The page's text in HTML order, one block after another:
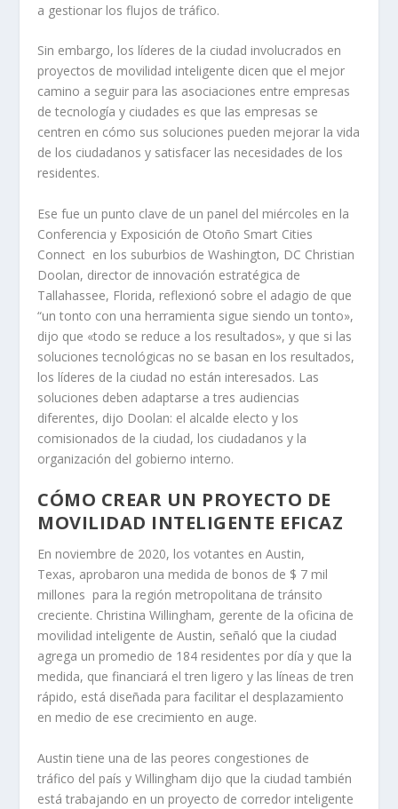
a gestionar los flujos de tráfico.
Sin embargo, los líderes de la ciudad involucrados en
proyectos de movilidad inteligente dicen que el mejor
camino a seguir para las asociaciones entre empresas
de tecnología y ciudades es que las empresas se
centren en cómo sus soluciones pueden mejorar la vida
de los ciudadanos y satisfacer las necesidades de los
residentes.
Ese fue un punto clave de un panel del miércoles en la
Conferencia y Exposición de Otoño Smart Cities
Connect en los suburbios de Washington, DC Christian
Doolan, director de innovación estratégica de
Tallahassee, Florida, reflexionó sobre el adagio de que
“un tonto con una herramienta sigue siendo un tonto»,
dijo que «todo se reduce a los resultados», y que si las
soluciones tecnológicas no se basan en los resultados,
los líderes de la ciudad no están interesados. Las
soluciones deben adaptarse a tres audiencias
diferentes, dijo Doolan: el alcalde electo y los
comisionados de la ciudad, los ciudadanos y la
organización del gobierno interno.
CÓMO CREAR UN PROYECTO DE
MOVILIDAD INTELIGENTE EFICAZ
En noviembre de 2020, los votantes en Austin,
Texas, aprobaron una medida de bonos de $ 7 mil
millones para la región metropolitana de tránsito
creciente. Christina Willingham, gerente de la oficina de
movilidad inteligente de Austin, señaló que la ciudad
agrega un promedio de 184 residentes por día y que la
medida, que financiará el tren ligero y las líneas de tren
rápido, está diseñada para facilitar el desplazamiento
en medio de ese crecimiento en auge.
Austin tiene una de las peores congestiones de
tráfico del país y Willingham dijo que la ciudad también
está trabajando en un proyecto de corredor inteligente